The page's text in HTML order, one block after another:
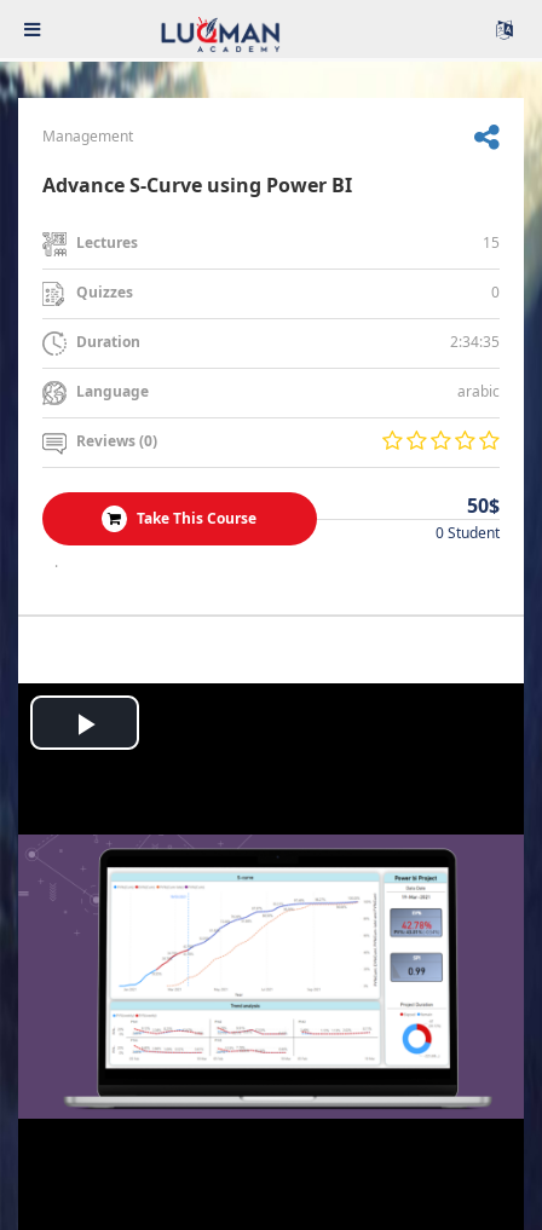
Management
Advance S-Curve using Power BI
Lectures 15
Quizzes 0
Duration 2:34:35
Language arabic
Reviews (0)
Take This Course 50$
0 Student
.
Play